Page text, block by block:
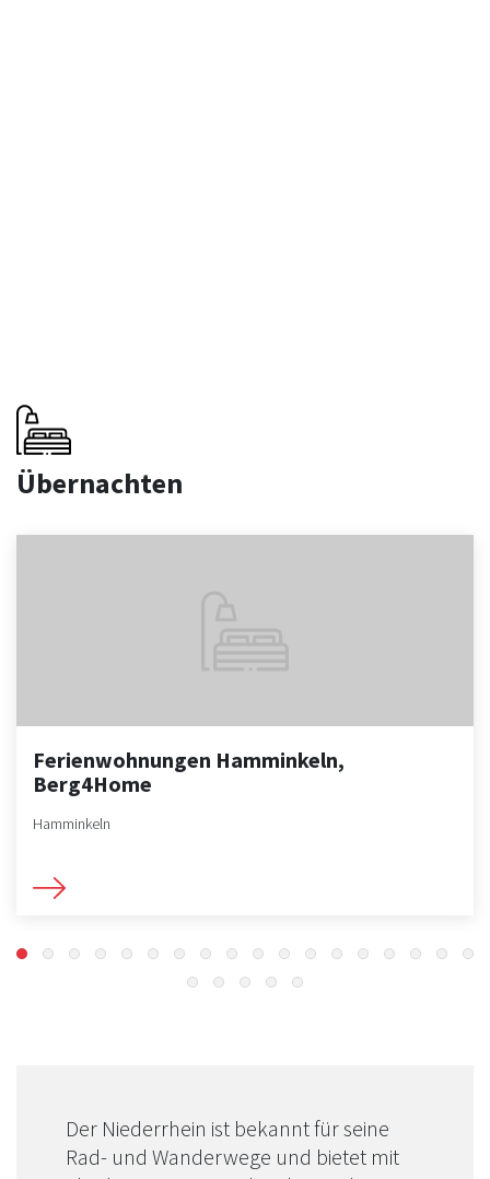
Übernachten
Ferienwohnungen Hamminkeln,
Berg4Home
Hamminkeln
Der Niederrhein ist bekannt für seine
Rad- und Wanderwege und bietet mit